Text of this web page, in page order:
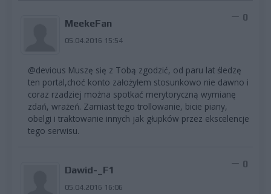
MeekeFan
05.04.2016 15:54
0
@devious Muszę się z Tobą zgodzić, od paru lat śledzę
ten portal,choć konto założyłem stosunkowo nie dawno i
coraz rzadziej można spotkać merytoryczną wymianę
zdań, wrażeń. Zamiast tego trollowanie, bicie piany,
obelgi i traktowanie innych jak głupków przez ekscelencje
tego serwisu.
Dawid-_F1
05.04.2016 16:06
0